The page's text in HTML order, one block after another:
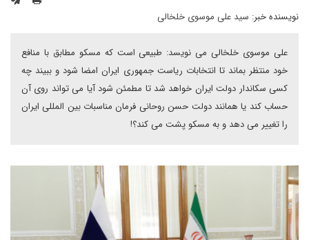
نویسنده خبر: سید علی موسوی خلخالی
علی موسوی خلخالی می نویسد: طبیعی است که مسکو مطابق با منافع
خود منتظر بماند تا انتخابات ریاست جمهوری ایران امضا شود و ببیند چه
کسی سکاندار دولت ایران خواهد شد تا مطمئن شود آیا می تواند روی آن
حساب کند یا همانند دولت حسن روحانی فرمان مناسبات بین المللی ایران
را تغییر می دهد و به مسکو پشت می کند؟!